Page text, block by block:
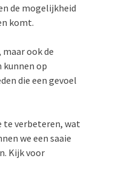
de mogelijkheid
komt.
ook de
op
die een gevoel
te verbeteren, wat
we een saaie
Kijk voor